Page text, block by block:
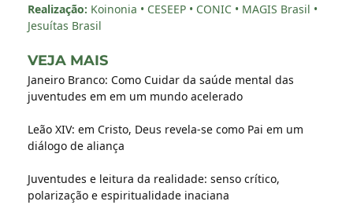
Realização: Koinonia • CESEEP • CONIC • MAGIS Brasil •
Jesuítas Brasil
VEJA MAIS
Janeiro Branco: Como Cuidar da saúde mental das
juventudes em em um mundo acelerado
Leão XIV: em Cristo, Deus revela-se como Pai em um
diálogo de aliança
Juventudes e leitura da realidade: senso crítico,
polarização e espiritualidade inaciana